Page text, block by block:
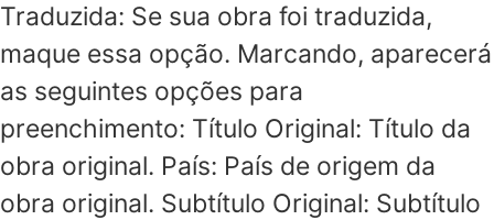
Traduzida: Se sua obra foi traduzida,
maque essa opção. Marcando, aparecerá
as seguintes opções para
preenchimento: Título Original: Título da
obra original. País: País de origem da
obra original. Subtítulo Original: Subtítulo